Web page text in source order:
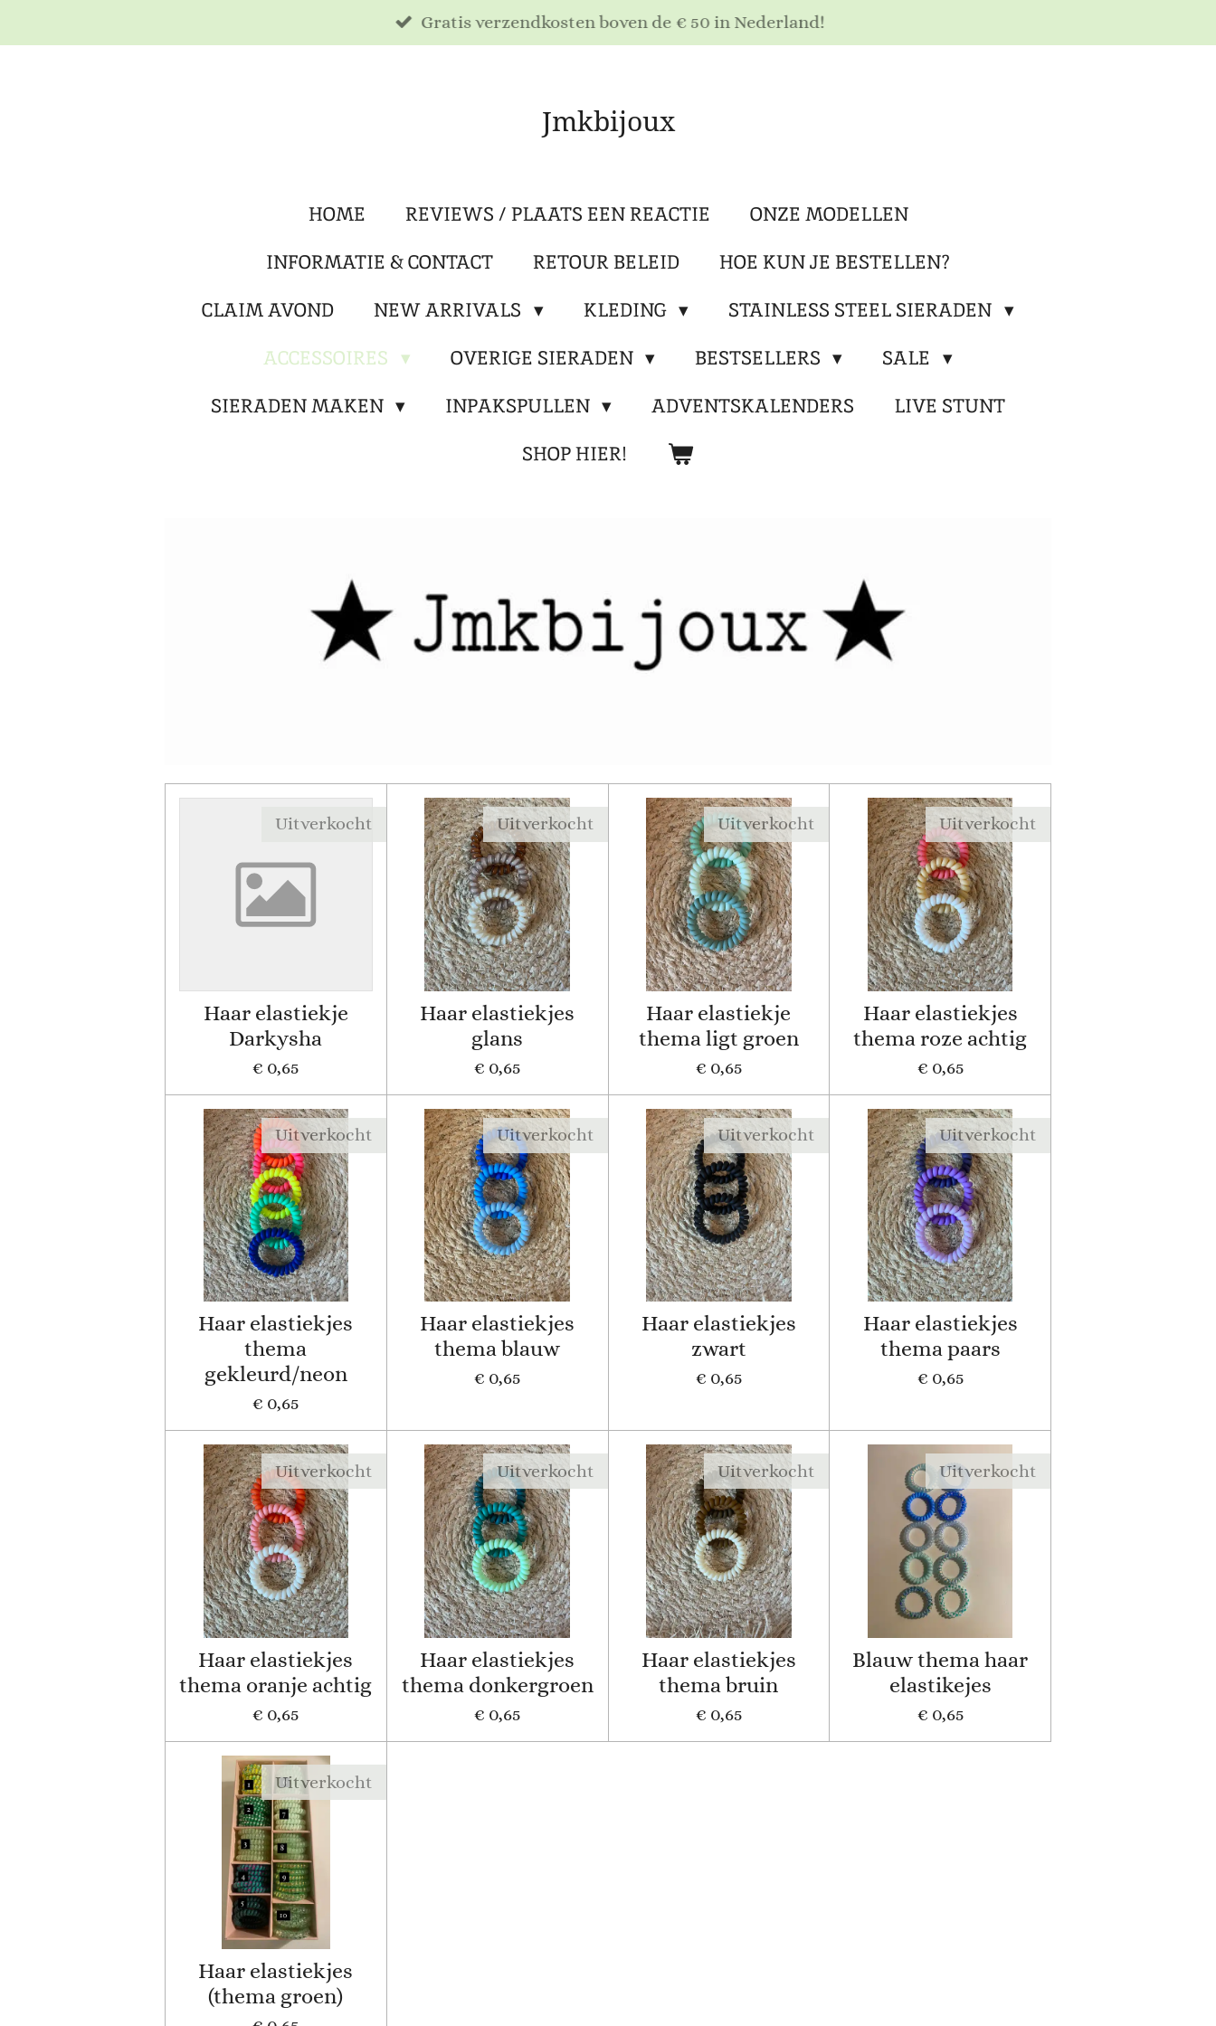
direct
Gratis verzendkosten boven de € 50 in Nederland!
Jmkbijoux
HOME REVIEWS / PLAATS EEN REACTIE
ONZE MODELLEN
INFORMATIE & CONTACT
RETOUR BELEID
HOE KUN JE BESTELLEN?
CLAIM AVOND
NEW ARRIVALS KLEDING
STAINLESS STEEL SIERADEN
ACCESSOIRES
OVERIGE SIERADEN BESTSELLERS
SALE
SIERADEN MAKEN
INPAKSPULLEN ADVENTSKALENDERS
LIVE STUNT
SHOP HIER!
Uitverkocht
Haar elastiekje
Darkysha
€ 0,65
Uitverkocht
Haar elastiekjes
glans
€ 0,65
Uitverkocht
Haar elastiekje
thema ligt groen
€ 0,65
Uitverkocht
Haar elastiekjes
thema roze achtig
€ 0,65
Uitverkocht
Haar elastiekjes
thema
gekleurd/neon
€ 0,65
Uitverkocht
Haar elastiekjes
thema blauw
€ 0,65
Uitverkocht
Haar elastiekjes
zwart
€ 0,65
Uitverkocht
Haar elastiekjes
thema paars
€ 0,65
Uitverkocht
Haar elastiekjes
thema oranje achtig
€ 0,65
Uitverkocht
Haar elastiekjes
thema donkergroen
€ 0,65
Uitverkocht
Haar elastiekjes
thema bruin
€ 0,65
Uitverkocht
Blauw thema haar
elastikejes
€ 0,65
Uitverkocht
Haar elastiekjes
(thema groen)